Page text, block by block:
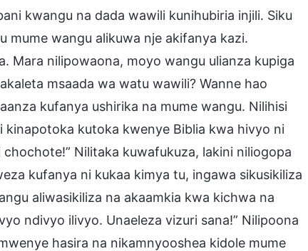
kwangu na dada wawili kunihubiria injili. Siku
mume wangu alikuwa nje akifanya kazi.
Mara nilipowaona, moyo wangu ulianza kupiga
msaada wa watu wawili? Wanne hao
kufanya ushirika na mume wangu. Nilihisi
kinapotoka kutoka kwenye Biblia kwa hivyo ni
Nilitaka kuwafukuza, lakini niliogopa
kufanya ni kukaa kimya tu, ingawa sikusikiliza
aliwasikiliza na akaamkia kwa kichwa na
ndivyo ilivyo. Unaeleza vizuri sana!” Nilipoona
hasira na nikamnyooshea kidole mume